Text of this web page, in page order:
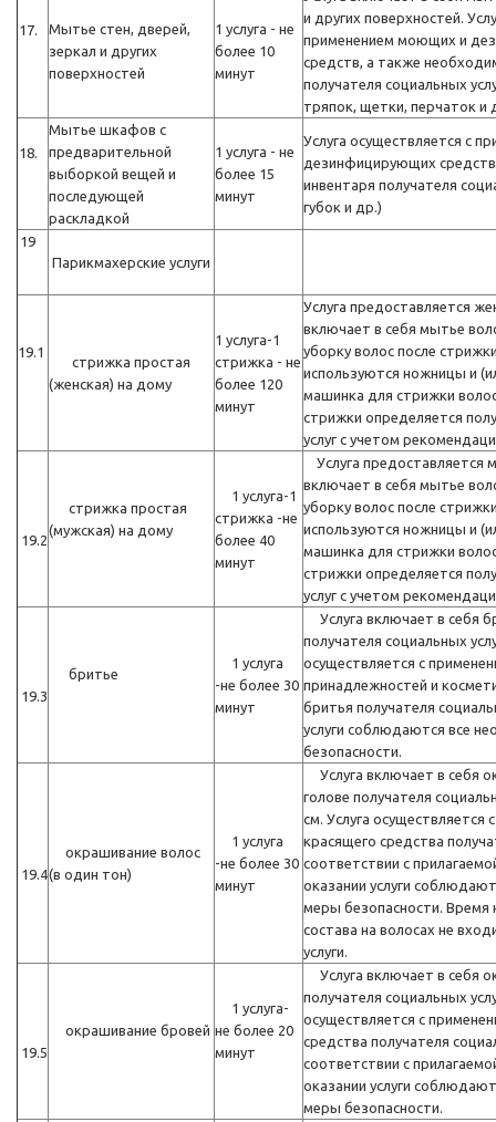
17.
Мытье стен, дверей,
зеркал и других
поверхностей
1 услуга - не
более 10
минут
и других поверхностей.
применением моющих и
средств, а также
получателя социальных
тряпок, щетки, перчаток и
18.
Мытье шкафов с
предварительной
выборкой вещей и
последующей
раскладкой
1 услуга - не
более 15
минут
Услуга осуществляется с
дезинфицирующих
инвентаря получателя
губок и др.)
19
Парикмахерские услуги
19.1
стрижка простая
(женская) на дому
1 услуга-1
стрижка - не
более 120
минут
Услуга предоставляется
включает в себя мытье
уборку волос после
используются ножницы и
машинка для стрижки
стрижки определяется
услуг с учетом
19.2
стрижка простая
(мужская) на дому
1 услуга-1
стрижка -не
более 40
минут
Услуга предоставляется
включает в себя мытье
уборку волос после
используются ножницы и
машинка для стрижки
стрижки определяется
услуг с учетом
19.3
бритье
1 услуга
-не более 30
минут
Услуга включает в себя
получателя социальных
осуществляется с
принадлежностей и
бритья получателя
услуги соблюдаются все
безопасности.
19.4
окрашивание волос
(в один тон)
1 услуга
-не более 30
минут
Услуга включает в себя
голове получателя
см. Услуга осуществляется
красящего средства
соответствии с
оказании услуги
меры безопасности. Время
состава на волосах не
услуги.
19.5
окрашивание бровей
1 услуга-
не более 20
минут
Услуга включает в себя
получателя социальных
осуществляется с
средства получателя
соответствии с
оказании услуги
меры безопасности.